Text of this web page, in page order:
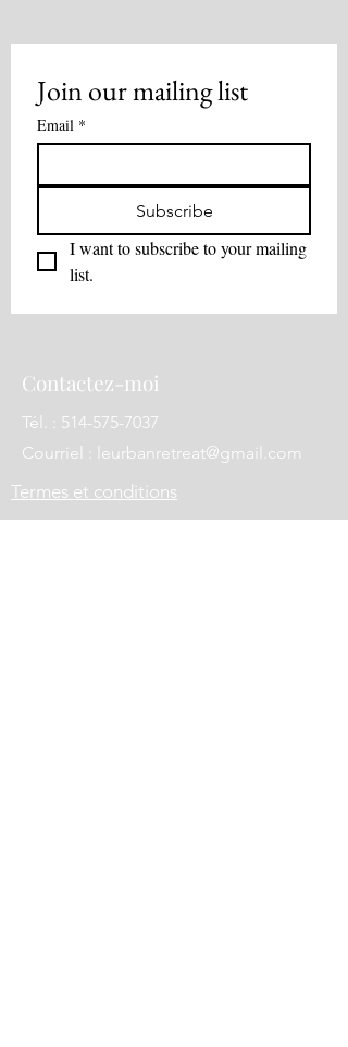
Join our mailing list
Email *
Subscribe
I want to subscribe to your mailing
list.
Contactez-moi
Tél. : 514-575-7037
Courriel : leurbanretreat@gmail.com
Termes et conditions